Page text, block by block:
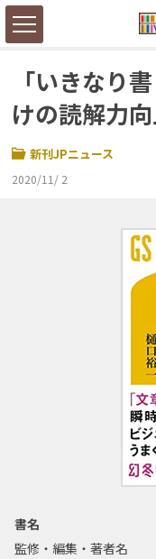
「いきなり
けの読解力
新刊JPニュース
2020/11/ 2
書名
監修・編集・著者名